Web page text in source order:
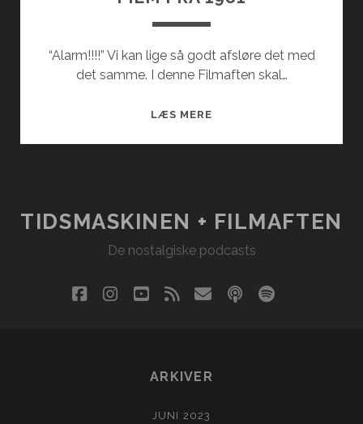
“Alarm!!!!” Vi kan lige så godt afsløre det med
det samme. I denne Filmaften skal…
LÆS MERE
TIDSMASKINEN + FILMAFTEN
De nostalgiske podcasts
facebookinstagram
youtube
rss emailpodcastspotify
ARKIVER
JUNI 2023